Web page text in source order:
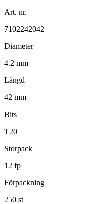
Art. nr.
7102242042
Diameter
4.2 mm
Längd
42 mm
Bits
T20
Storpack
12 fp
Förpackning
250 st